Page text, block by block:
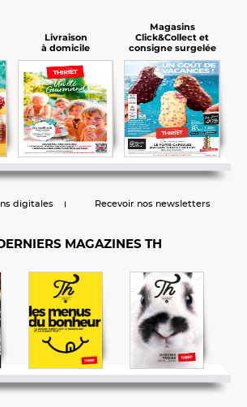
Livraison
à domicile
Magasins
Click&Collect et
consigne surgelée
digitales Recevoir nos newsletters
MAGAZINES TH